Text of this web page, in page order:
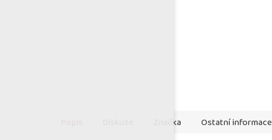
Značka
Ostatní informace